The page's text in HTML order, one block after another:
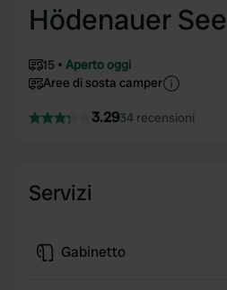
Hödenauer See
15
Aperto oggi
Aree di sosta camper
3.2934 recensioni
Servizi
Gabinetto